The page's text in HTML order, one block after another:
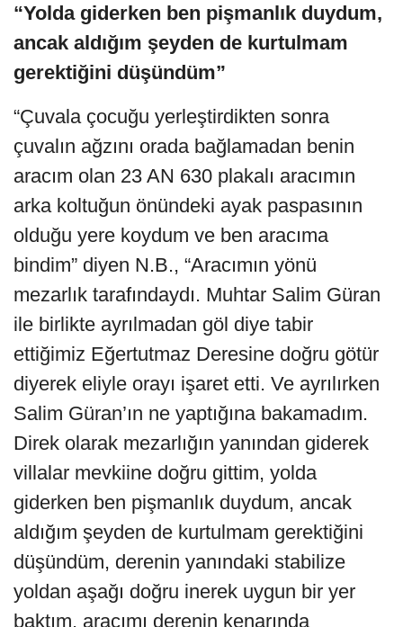
“Yolda giderken ben pişmanlık duydum,
ancak aldığım şeyden de kurtulmam
gerektiğini düşündüm”
“Çuvala çocuğu yerleştirdikten sonra
çuvalın ağzını orada bağlamadan benin
aracım olan 23 AN 630 plakalı aracımın
arka koltuğun önündeki ayak paspasının
olduğu yere koydum ve ben aracıma
bindim” diyen N.B., “Aracımın yönü
mezarlık tarafındaydı. Muhtar Salim Güran
ile birlikte ayrılmadan göl diye tabir
ettiğimiz Eğertutmaz Deresine doğru götür
diyerek eliyle orayı işaret etti. Ve ayrılırken
Salim Güran’ın ne yaptığına bakamadım.
Direk olarak mezarlığın yanından giderek
villalar mevkiine doğru gittim, yolda
giderken ben pişmanlık duydum, ancak
aldığım şeyden de kurtulmam gerektiğini
düşündüm, derenin yanındaki stabilize
yoldan aşağı doğru inerek uygun bir yer
baktım, aracımı derenin kenarında